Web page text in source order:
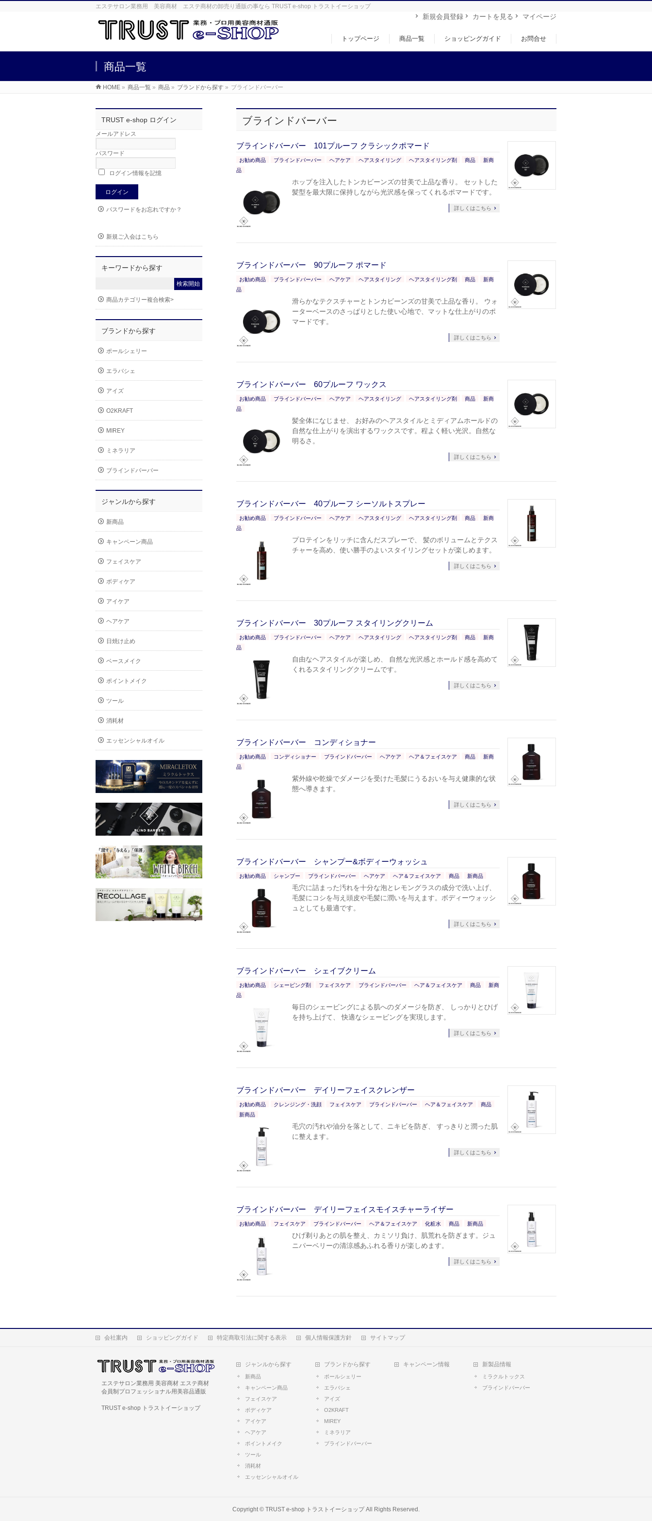
エステサロン業務用 美容商材 エステ商材の卸売り通販の事なら TRUST e-shop トラストイーショップ
マイページ
カートを見る
新規会員登録
トップページ 商品一覧 ショッピングガイド お問合せ
商品一覧
HOME » 商品一覧 » 商品 » ブランドから探す » ブラインドバーバー
ブラインドバーバー
ブラインドバーバー 101プルーフ クラシックポマード
お勧め商品 ブラインドバーバー ヘアケア ヘアスタイリング ヘアスタイリング剤 商品
新商
品
ホップを注入したトンカビーンズの甘美で上品な香り。 セットした
髪型を最大限に保持しながら光沢感を保ってくれるポマードです。
詳しくはこちら
ブラインドバーバー 90プルーフ ポマード
お勧め商品 ブラインドバーバー ヘアケア ヘアスタイリング ヘアスタイリング剤 商品
新商
品
滑らかなテクスチャーとトンカビーンズの甘美で上品な香り。 ウォ
ーターベースのさっぱりとした使い心地で、マットな仕上がりのポ
マードです。
詳しくはこちら
ブラインドバーバー 60プルーフ ワックス
お勧め商品 ブラインドバーバー ヘアケア ヘアスタイリング ヘアスタイリング剤 商品
新商
品
髪全体になじませ、 お好みのヘアスタイルとミディアムホールドの
自然な仕上がりを演出するワックスです。程よく軽い光沢。自然な
明るさ。
詳しくはこちら
ブラインドバーバー 40プルーフ シーソルトスプレー
お勧め商品 ブラインドバーバー ヘアケア ヘアスタイリング ヘアスタイリング剤 商品
新商
品
プロテインをリッチに含んだスプレーで、 髪のボリュームとテクス
チャーを高め、使い勝手のよいスタイリングセットが楽しめます。
詳しくはこちら
ブラインドバーバー 30プルーフ スタイリングクリーム
お勧め商品 ブラインドバーバー ヘアケア ヘアスタイリング ヘアスタイリング剤 商品
新商
品
自由なヘアスタイルが楽しめ、 自然な光沢感とホールド感を高めて
くれるスタイリングクリームです。
詳しくはこちら
ブラインドバーバー コンディショナー
お勧め商品 コンディショナー ブラインドバーバー ヘアケア ヘア＆フェイスケア 商品
新商
品
紫外線や乾燥でダメージを受けた毛髪にうるおいを与え健康的な状
態へ導きます。
詳しくはこちら
ブラインドバーバー シャンプー&ボディーウォッシュ
お勧め商品 シャンプー ブラインドバーバー ヘアケア ヘア＆フェイスケア 商品 新商品
毛穴に詰まった汚れを十分な泡とレモングラスの成分で洗い上げ、
毛髪にコシを与え頭皮や毛髪に潤いを与えます。ボディーウォッシ
ュとしても最適です。
詳しくはこちら
ブラインドバーバー シェイブクリーム
お勧め商品 シェービング剤 フェイスケア ブラインドバーバー ヘア＆フェイスケア 商品
新商
品
毎日のシェービングによる肌へのダメージを防ぎ、 しっかりとひげ
を持ち上げて、 快適なシェービングを実現します。
詳しくはこちら
ブラインドバーバー デイリーフェイスクレンザー
お勧め商品 クレンジング・洗顔 フェイスケア ブラインドバーバー ヘア＆フェイスケア
商品
新商品
毛穴の汚れや油分を落として、ニキビを防ぎ、 すっきりと潤った肌
に整えます。
詳しくはこちら
ブラインドバーバー デイリーフェイスモイスチャーライザー
お勧め商品 フェイスケア ブラインドバーバー ヘア＆フェイスケア 化粧水 商品 新商品
ひげ剃りあとの肌を整え、カミソリ負け、肌荒れを防ぎます。ジュ
ニパーベリーの清涼感あふれる香りが楽しめます。
詳しくはこちら
TRUST e-shop ログイン
メールアドレス
パスワード
ログイン情報を記憶
パスワードをお忘れですか？
新規ご入会はこちら
キーワードから探す
商品カテゴリー複合検索>
ブランドから探す
ポールシェリー
エラバシェ
アイズ
O2KRAFT
MIREY
ミネラリア
ブラインドバーバー
ジャンルから探す
新商品
キャンペーン商品
フェイスケア
ボディケア
アイケア
ヘアケア
日焼け止め
ベースメイク
ポイントメイク
ツール
消耗材
エッセンシャルオイル
会社案内 ショッピングガイド 特定商取引法に関する表示 個人情報保護方針 サイトマップ
エステサロン業務用 美容商材 エステ商材
会員制プロフェッショナル用美容品通販
TRUST e-shop トラストイーショップ
ジャンルから探す
新商品
キャンペーン商品
フェイスケア
ボディケア
アイケア
ヘアケア
ポイントメイク
ツール
消耗材
エッセンシャルオイル
ブランドから探す
ポールシェリー
エラバシェ
アイズ
O2KRAFT
MIREY
ミネラリア
ブラインドバーバー
キャンペーン情報 新製品情報
ミラクルトックス
ブラインドバーバー
Copyright © TRUST e-shop トラストイーショップAll Rights Reserved.